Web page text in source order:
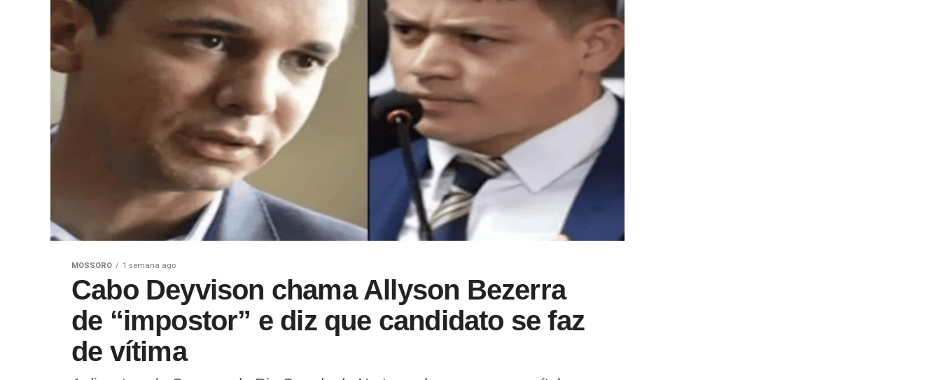
MOSSORO 1 semana ago
Cabo Deyvison chama Allyson Bezerra
de “impostor” e diz que candidato se faz
de vítima